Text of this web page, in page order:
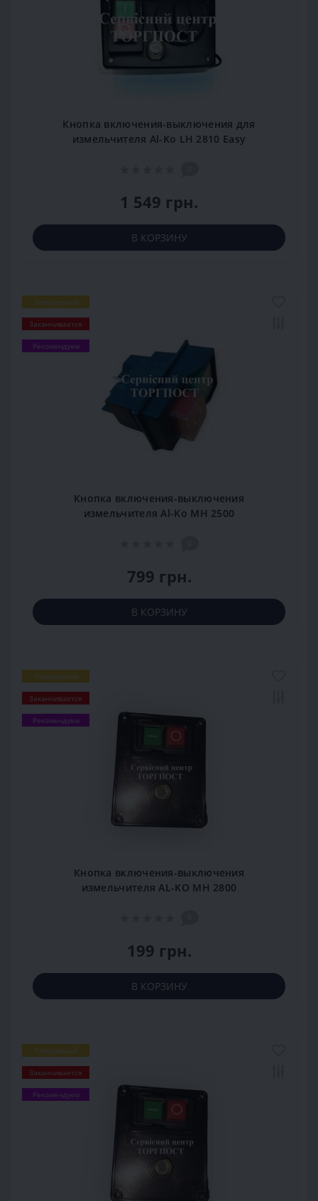
Кнопка включения-выключения для
измельчителя Al-Ko LH 2810 Easy
1 549 грн.
В КОРЗИНУ
Популярный
Заканчивается
Рекомендуем
Кнопка включения-выключения
измельчителя Al-Ko MH 2500
799 грн.
В КОРЗИНУ
Популярный
Заканчивается
Рекомендуем
Кнопка включения-выключения
измельчителя AL-KO MH 2800
199 грн.
В КОРЗИНУ
Популярный
Заканчивается
Рекомендуем